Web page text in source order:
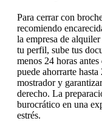
Para cerrar con
recomiendo
la empresa de
tu perfil, sube tus
menos 24 horas
puede ahorrarte
mostrador y
derecho. La
burocrático en una
estrés.